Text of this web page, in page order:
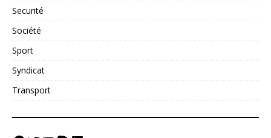
Securité
Société
Sport
Syndicat
Transport